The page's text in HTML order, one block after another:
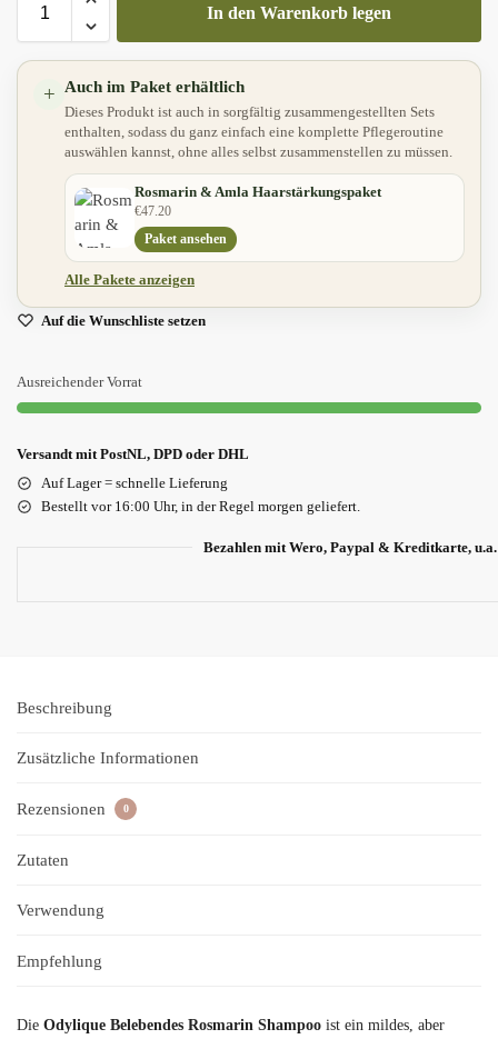
In den Warenkorb legen
+ Auch im Paket erhältlich
Dieses Produkt ist auch in sorgfältig zusammengestellten Sets
enthalten, sodass du ganz einfach eine komplette Pflegeroutine
auswählen kannst, ohne alles selbst zusammenstellen zu müssen.
Rosmarin & Amla Haarstärkungspaket
€47.20
Paket ansehen
Alle Pakete anzeigen
Auf die Wunschliste setzen
Ausreichender Vorrat
Versandt mit PostNL, DPD oder DHL
Auf Lager = schnelle Lieferung
Bestellt vor 16:00 Uhr, in der Regel morgen geliefert.
Bezahlen mit Wero, Paypal & Kreditkarte, u.a.
Beschreibung
Zusätzliche Informationen
Rezensionen 0
Zutaten
Verwendung
Empfehlung
Die Odylique Belebendes Rosmarin Shampoo ist ein mildes, aber